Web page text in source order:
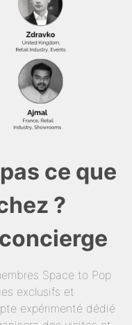
ce que
?
Space to Pop
exclusifs et
expérimenté dédié